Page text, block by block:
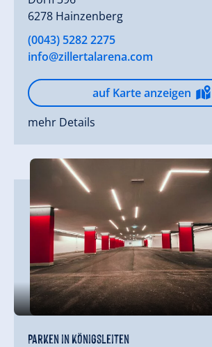
6278 Hainzenberg
(0043) 5282 2275
info@zillertalarena.com
auf Karte anzeigen
mehr Details
Parken in Königsleiten